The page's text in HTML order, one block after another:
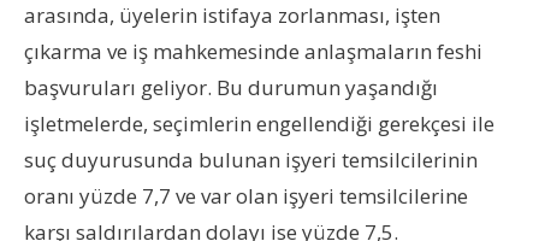
arasında, üyelerin istifaya zorlanması, işten
çıkarma ve iş mahkemesinde anlaşmaların feshi
başvuruları geliyor. Bu durumun yaşandığı
işletmelerde, seçimlerin engellendiği gerekçesi ile
suç duyurusunda bulunan işyeri temsilcilerinin
oranı yüzde 7,7 ve var olan işyeri temsilcilerine
karşı saldırılardan dolayı ise yüzde 7,5.